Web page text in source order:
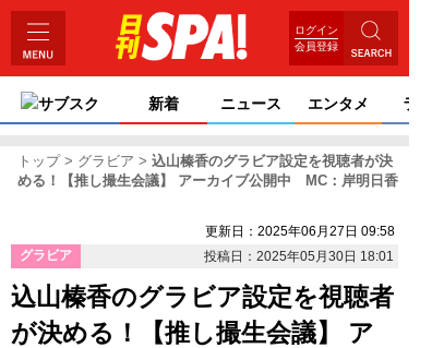
ログイン
会員登録
サブスク 新着 ニュース エンタメ ライ
トップ グラビア
込山榛香のグラビア設定を視聴者が決
める！【推し撮生会議】 アーカイブ公開中 MC：岸明日香
更新日：2025年06月27日 09:58
グラビア
投稿日：2025年05月30日 18:01
込山榛香のグラビア設定を視聴者
が決める！【推し撮生会議】 ア